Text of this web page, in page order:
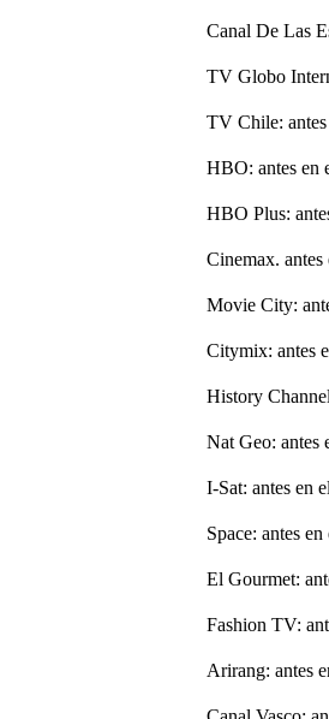
Canal De Las
TV Globo
TV Chile:
HBO: antes en
HBO Plus:
Cinemax. antes
Movie City:
Citymix: antes
History
Nat Geo: antes
I-Sat: antes en
Space: antes
El Gourmet:
Fashion TV:
Arirang: antes